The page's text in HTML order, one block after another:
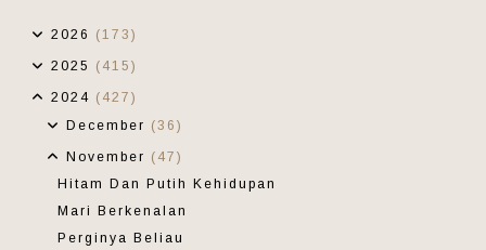
2026 (173)
2025 (415)
2024 (427)
December (36)
November (47)
Hitam Dan Putih Kehidupan
Mari Berkenalan
Perginya Beliau